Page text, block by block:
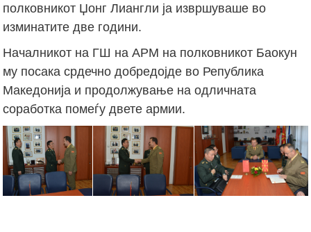
полковникот Џонг Лиангли ја извршуваше во
изминатите две години.
Началникот на ГШ на АРМ на полковникот Баокун
му посака срдечно добредојде во Република
Македонија и продолжување на одличната
соработка помеѓу двете армии.